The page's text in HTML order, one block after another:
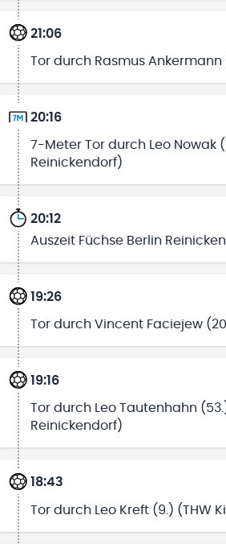
21:06
Tor durch Rasmus Ankermann
20:16
7-Meter Tor durch Leo Nowak
Reinickendorf)
20:12
Auszeit Füchse Berlin
19:26
Tor durch Vincent Faciejew
19:16
Tor durch Leo Tautenhahn
Reinickendorf)
18:43
Tor durch Leo Kreft (9.) (THW